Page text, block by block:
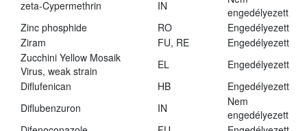
zeta-Cypermethrin IN
engedélyezett
Zinc phosphide
RO
Engedélyezett
Ziram
FU, RE
Engedélyezett
Zucchini Yellow Mosaik
Virus, weak strain
EL
Engedélyezett
Diflufenican
HB
Engedélyezett
Diflubenzuron
IN
Nem
engedélyezett